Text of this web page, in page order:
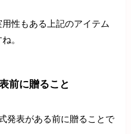
性もある上記のアイテム
。
前に贈ること
発表がある前に贈ることで